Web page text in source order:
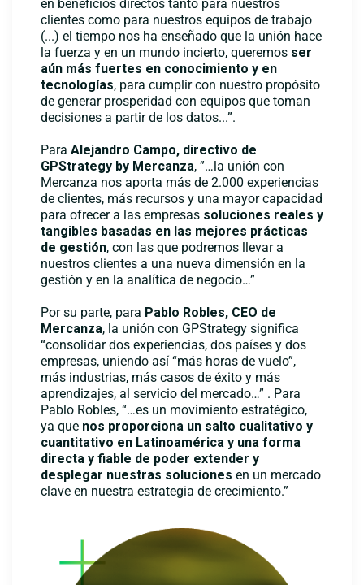
en beneficios directos tanto para nuestros
clientes como para nuestros equipos de trabajo
(...) el tiempo nos ha enseñado que la unión hace
la fuerza y en un mundo incierto, queremos ser
aún más fuertes en conocimiento y en
tecnologías, para cumplir con nuestro propósito
de generar prosperidad con equipos que toman
decisiones a partir de los datos...”.
Para Alejandro Campo, directivo de
GPStrategy by Mercanza, ”…la unión con
Mercanza nos aporta más de 2.000 experiencias
de clientes, más recursos y una mayor capacidad
para ofrecer a las empresas soluciones reales y
tangibles basadas en las mejores prácticas
de gestión, con las que podremos llevar a
nuestros clientes a una nueva dimensión en la
gestión y en la analítica de negocio…”
Por su parte, para Pablo Robles, CEO de
Mercanza, la unión con GPStrategy significa
“consolidar dos experiencias, dos países y dos
empresas, uniendo así “más horas de vuelo”,
más industrias, más casos de éxito y más
aprendizajes, al servicio del mercado…” . Para
Pablo Robles, “…es un movimiento estratégico,
ya que nos proporciona un salto cualitativo y
cuantitativo en Latinoamérica y una forma
directa y fiable de poder extender y
desplegar nuestras soluciones en un mercado
clave en nuestra estrategia de crecimiento.”